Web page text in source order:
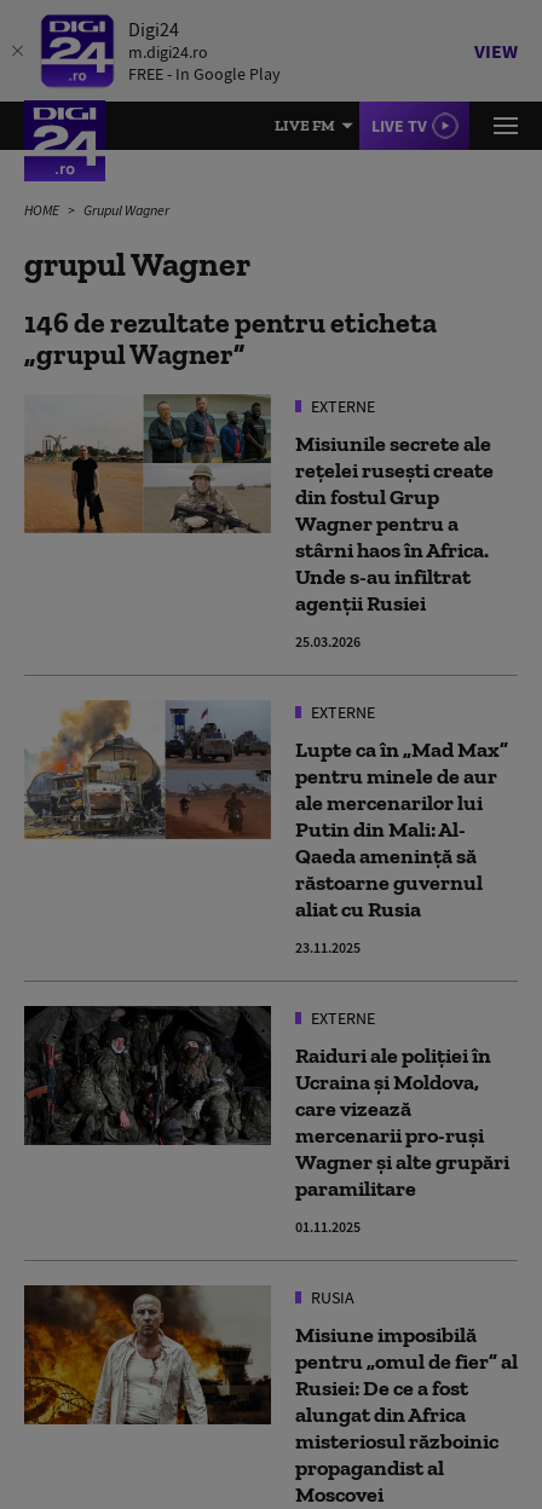
Digi24
m.digi24.ro
FREE - In Google Play
VIEW
LIVE FM LIVE TV
HOME Grupul Wagner
grupul Wagner
146 de rezultate pentru eticheta
grupul Wagner
EXTERNE
Misiunile secrete ale
rețelei rusești create
din fostul Grup
Wagner pentru a
stârni haos în Africa.
Unde s-au infiltrat
agenții Rusiei
25.03.2026
EXTERNE
Lupte ca în „Mad Max”
pentru minele de aur
ale mercenarilor lui
Putin din Mali: Al-
Qaeda amenință să
răstoarne guvernul
aliat cu Rusia
23.11.2025
EXTERNE
Raiduri ale poliției în
Ucraina și Moldova,
care vizează
mercenarii pro-ruși
Wagner și alte grupări
paramilitare
01.11.2025
RUSIA
Misiune imposibilă
pentru „omul de fier” al
Rusiei: De ce a fost
alungat din Africa
misteriosul războinic
propagandist al
Moscovei